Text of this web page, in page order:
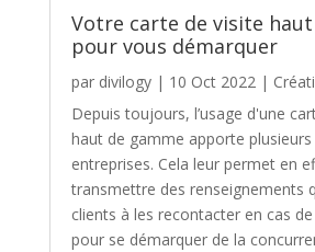
Votre carte de visite
pour vous démarquer
par divilogy| 10 Oct 2022|
Depuis toujours, l’usage d'une
haut de gamme apporte
entreprises. Cela leur permet en
transmettre des renseignements
clients à les recontacter en cas
pour se démarquer de la